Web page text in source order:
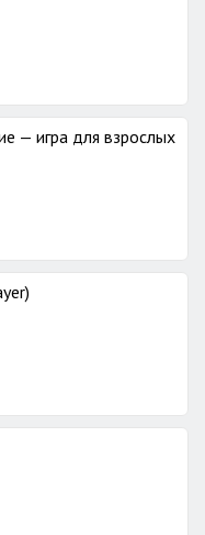
— игра для взрослых